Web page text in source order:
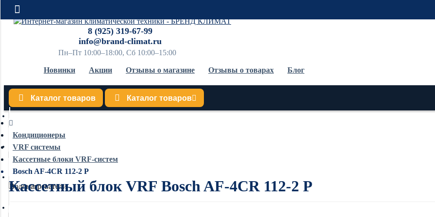
8 (925) 319-67-99
info@brand-climat.ru
Пн–Пт 10:00–18:00, Сб 10:00–15:00
Новинки Акции Отзывы о магазине Отзывы о товарах Блог
Каталог товаров Каталог товаров
Кондиционеры
Обогреватели
Водонагреватели
Кондиционеры
VRF системы
Кассетные блоки VRF-систем
Bosch AF-4CR 112-2 P
Кассетный блок VRF Bosch AF-4CR 112-2 P